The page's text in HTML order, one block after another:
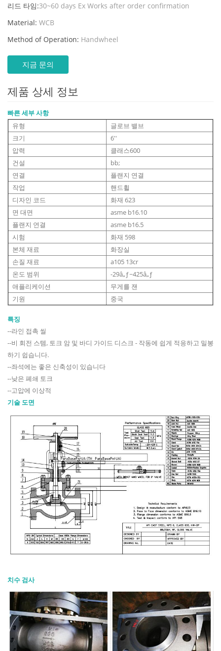
리드 타임:30~60 days Ex Works after order confirmation
Material: WCB
Method of Operation: Handwheel
지금 문의
제품 상세 정보
빠른 세부 사항
유형
글로브 밸브
크기
6''
압력
클래스600
건설
bb;
연결
플랜지 연결
작업
핸드휠
디자인 코드
화재 623
면 대면
asme b16.10
플랜지 연결
asme b16.5
시험
화재 598
본체 재료
화장실
손질 재료
a105 13cr
온도 범위
-29â„ƒ~425â„ƒ
애플리케이션
무게를 잰
기원
중국
특징
--라인 접촉 씰
--비 회전 스템, 토크 암 및 바디 가이드 디스크 - 작동에 쉽게 적응하고 밀봉
하기 쉽습니다.
--좌석에는 좋은 신축성이 있습니다
--낮은 폐쇄 토크
--고압에 이상적
기술 도면
치수 검사